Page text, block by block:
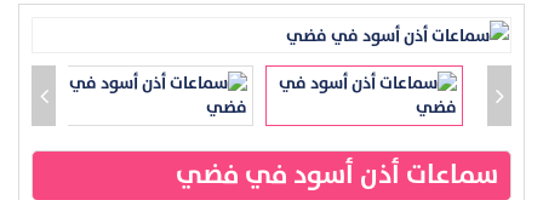
سماعات أذن أسود في فضي